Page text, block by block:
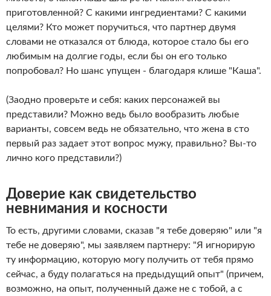
приготовленной? С какими ингредиентами? С какими
целями? Кто может поручиться, что партнер двумя
словами не отказался от блюда, которое стало бы его
любимым на долгие годы, если бы он его только
попробовал? Но шанс упущен - благодаря клише "Каша".
(Заодно проверьте и себя: каких персонажей вы
представили? Можно ведь было вообразить любые
варианты, совсем ведь не обязательно, что жена в сто
первый раз задает этот вопрос мужу, правильно? Вы-то
лично кого представили?)
Доверие как свидетельство
невнимания и косности
То есть, другими словами, сказав "я тебе доверяю" или "я
тебе не доверяю", мы заявляем партнеру: "Я игнорирую
ту информацию, которую могу получить от тебя прямо
сейчас, а буду полагаться на предыдущий опыт" (причем,
возможно, на опыт, полученный даже не с тобой, а с